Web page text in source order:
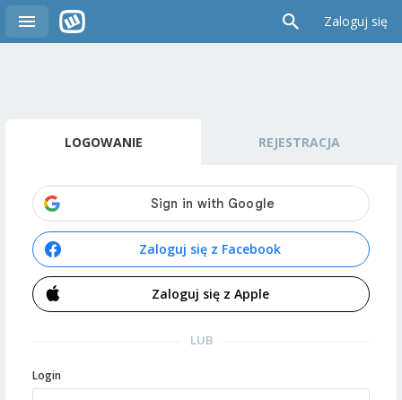
Zaloguj się
LOGOWANIE REJESTRACJA
Zaloguj się z Facebook
Zaloguj się z Apple
LUB
Login